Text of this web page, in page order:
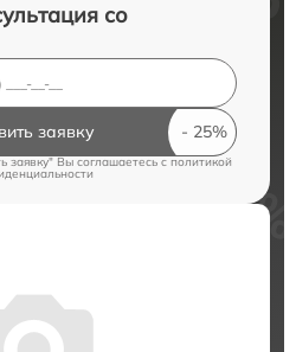
со
заявку
заявку" Вы соглашаетесь cполитикой